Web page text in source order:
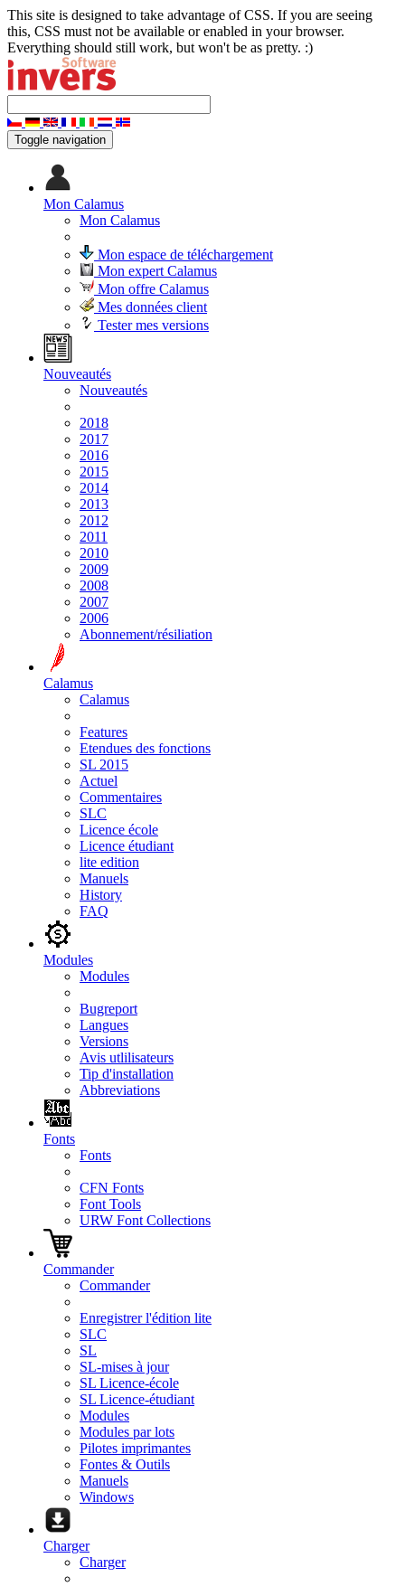
This site is designed to take advantage of CSS. If you are seeing
this, CSS must not be available or enabled in your browser.
Everything should still work, but won't be as pretty. :)
Toggle navigation
Mon Calamus
Mon Calamus
Mon espace de téléchargement
Mon expert Calamus
Mon offre Calamus
Mes données client
Tester mes versions
Nouveautés
Nouveautés
2018
2017
2016
2015
2014
2013
2012
2011
2010
2009
2008
2007
2006
Abonnement/résiliation
Calamus
Calamus
Features
Etendues des fonctions
SL 2015
Actuel
Commentaires
SLC
Licence école
Licence étudiant
lite edition
Manuels
History
FAQ
Modules
Modules
Bugreport
Langues
Versions
Avis utlilisateurs
Tip d'installation
Abbreviations
Fonts
Fonts
CFN Fonts
Font Tools
URW Font Collections
Commander
Commander
Enregistrer l'édition lite
SLC
SL
SL-mises à jour
SL Licence-école
SL Licence-étudiant
Modules
Modules par lots
Pilotes imprimantes
Fontes & Outils
Manuels
Windows
Charger
Charger